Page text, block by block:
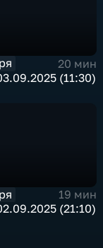
20 мин
(11:30)
19 мин
(21:10)